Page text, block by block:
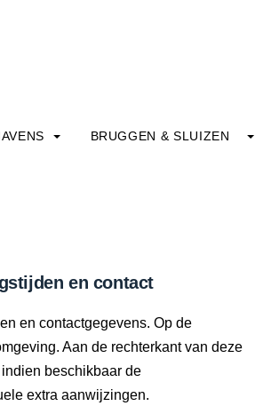
BRUGGEN & SLUIZEN
en contact
en contactgegevens. Op de
Aan de rechterkant van deze
beschikbaar de
extra aanwijzingen.